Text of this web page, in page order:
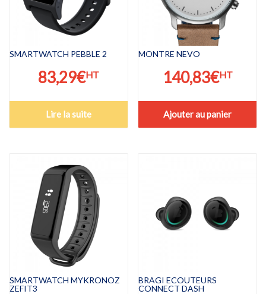
SMARTWATCH PEBBLE 2
83,29€HT
Lire la suite
MONTRE NEVO
140,83€HT
Ajouter au panier
SMARTWATCH MYKRONOZ
ZEFIT3
BRAGI ECOUTEURS
CONNECT DASH